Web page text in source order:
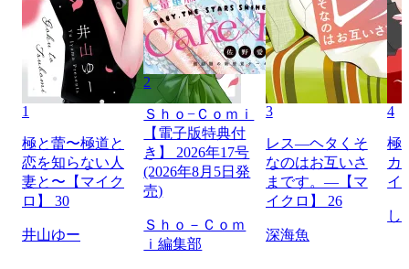
1
極と蕾〜極道と
恋を知らない人
妻と〜【マイク
ロ】 30
井山ゆー
2
Ｓｈｏ−Ｃｏｍｉ
【電子版特典付
き】 2026年17号
(2026年8月5日発
売)
Ｓｈｏ－Ｃｏｍ
ｉ編集部
3
レス―ヘタくそ
なのはお互いさ
まです。―【マ
イクロ】 26
深海魚
4
極
カ
イ
し